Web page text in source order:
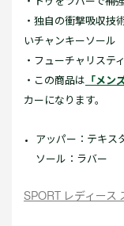
・独自の衝撃吸収技
いチャンキーソール
・フューチャリステ
・この商品は 「メン
カーになります。
アッパー：テキス
ソール：ラバー
SPORT レディース